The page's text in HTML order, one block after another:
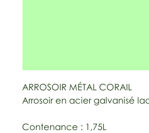
ARROSOIR MÉTAL CORAIL
Arrosoir en acier galvanisé
Contenance : 1,75L